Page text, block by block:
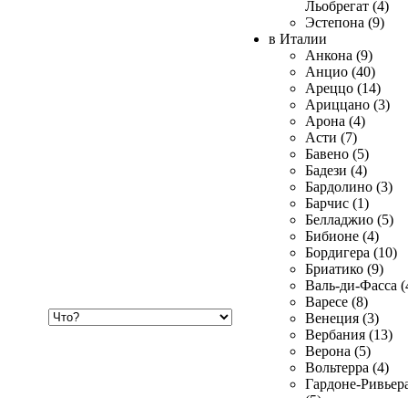
Льобрегат (4)
Эстепона (9)
в Италии
Анкона (9)
Анцио (40)
Ареццо (14)
Ариццано (3)
Арона (4)
Асти (7)
Бавено (5)
Бадези (4)
Бардолино (3)
Барчис (1)
Белладжио (5)
Бибионе (4)
Бордигера (10)
Бриатико (9)
Валь-ди-Фасса
Варесе (8)
Венеция (3)
Вербания (13)
Верона (5)
Вольтерра (4)
Гардоне-